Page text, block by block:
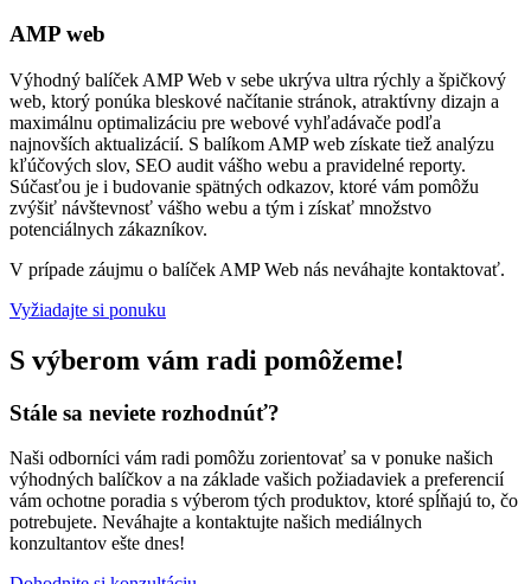
AMP web
Výhodný balíček AMP Web v sebe ukrýva ultra rýchly a špičkový
web, ktorý ponúka bleskové načítanie stránok, atraktívny dizajn a
maximálnu optimalizáciu pre webové vyhľadávače podľa
najnovších aktualizácií. S balíkom AMP web získate tiež analýzu
kľúčových slov, SEO audit vášho webu a pravidelné reporty.
Súčasťou je i budovanie spätných odkazov, ktoré vám pomôžu
zvýšiť návštevnosť vášho webu a tým i získať množstvo
potenciálnych zákazníkov.
V prípade záujmu o balíček AMP Web nás neváhajte kontaktovať.
Vyžiadajte si ponuku
S výberom vám radi pomôžeme!
Stále sa neviete rozhodnúť?
Naši odborníci vám radi pomôžu zorientovať sa v ponuke našich
výhodných balíčkov a na základe vašich požiadaviek a preferencií
vám ochotne poradia s výberom tých produktov, ktoré spĺňajú to, čo
potrebujete. Neváhajte a kontaktujte našich mediálnych
konzultantov ešte dnes!